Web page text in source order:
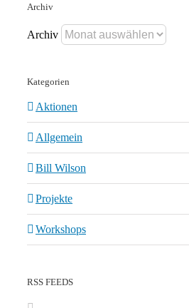
Archiv
Archiv
Kategorien
Aktionen
Allgemein
Bill Wilson
Projekte
Workshops
RSS FEEDS